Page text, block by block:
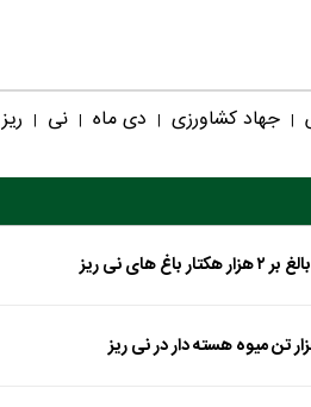
| جهاد کشاورزی | دی ماه | نی | ریز
های نی ریز